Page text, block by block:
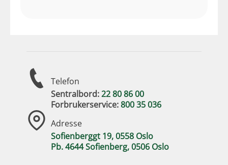
Telefon
Sentralbord:22 80 86 00
Forbrukerservice:800 35 036
Adresse
Sofienberggt 19, 0558 Oslo
Pb. 4644 Sofienberg, 0506 Oslo